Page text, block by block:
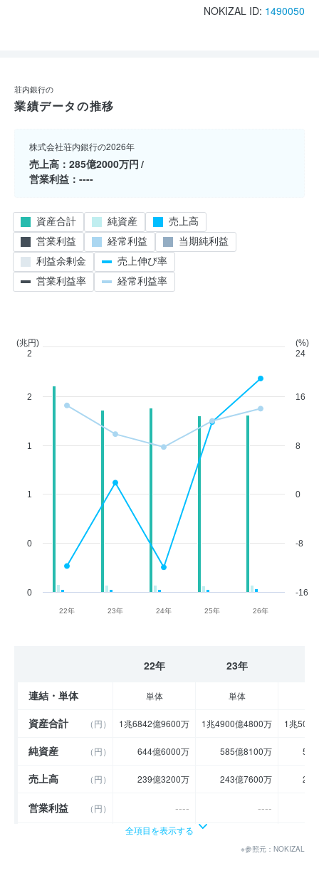
NOKIZAL ID: 1490050
荘内銀行の
業績データの推移
株式会社荘内銀行の2026年
売上高
285億2000万円
営業利益
----
22年 23年 24年 25年 26年
0
0
1
1
2
(兆円)
2
-16
-8
0
8
16
(%)
24
資産合計 純資産
売上高
営業利益
経常利益
当期純利益
利益余剰金
売上伸び率
営業利益率
経常利益率
22年 23年
連結・単体 単体 単体
資産合計 （円） 1兆6842億9600万 1兆4900億4800万 1兆
純資産 （円） 644億6000万 585億8100万
売上高 （円） 239億3200万 243億7600万
営業利益 （円） ----
----
34億6700万
全項目を表示する
※参照元：NOKIZAL